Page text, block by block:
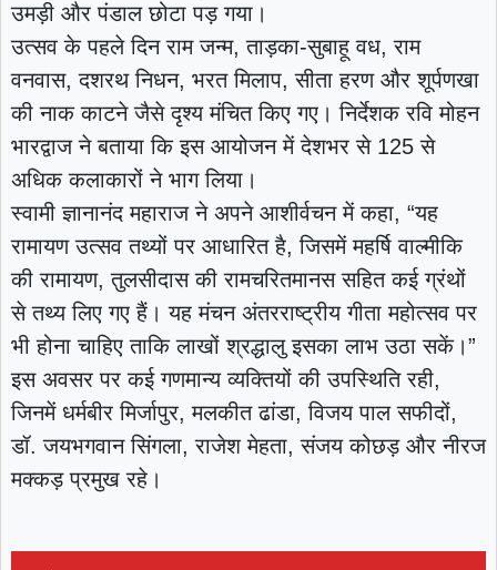
उमड़ी और पंडाल छोटा पड़ गया।
उत्सव के पहले दिन राम जन्म, ताड़का-सुबाहू वध, राम
वनवास, दशरथ निधन, भरत मिलाप, सीता हरण और शूर्पणखा
की नाक काटने जैसे दृश्य मंचित किए गए। निर्देशक रवि मोहन
भारद्वाज ने बताया कि इस आयोजन में देशभर से 125 से
अधिक कलाकारों ने भाग लिया।
स्वामी ज्ञानानंद महाराज ने अपने आशीर्वचन में कहा, “यह
रामायण उत्सव तथ्यों पर आधारित है, जिसमें महर्षि वाल्मीकि
की रामायण, तुलसीदास की रामचरितमानस सहित कई ग्रंथों
से तथ्य लिए गए हैं। यह मंचन अंतरराष्ट्रीय गीता महोत्सव पर
भी होना चाहिए ताकि लाखों श्रद्धालु इसका लाभ उठा सकें।”
इस अवसर पर कई गणमान्य व्यक्तियों की उपस्थिति रही,
जिनमें धर्मबीर मिर्जापुर, मलकीत ढांडा, विजय पाल सफीदों,
डॉ. जयभगवान सिंगला, राजेश मेहता, संजय कोछड़ और नीरज
मक्कड़ प्रमुख रहे।